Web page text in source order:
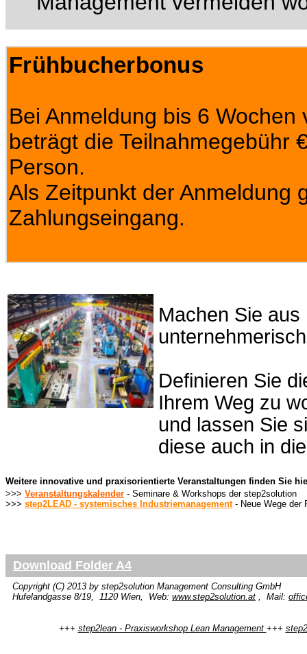
Frühbucherbonus
Bei Anmeldung bis 6 Wochen
beträgt die Teilnahmegebühr
Person.
Als Zeitpunkt der Anmeldung
Zahlungseingang.
Machen Sie
Definieren Sie
Ihrem Weg zu
und lassen Sie
diese auch in
Weitere innovative und praxisorientierte Veranstaltungen finden Sie
>>> Veranstaltungskalender - Seminare & Workshops der step2solution
>>> step2LEAD - systemisches Industriemanagement- Neue Wege der
Download Folder A4
Copyright (C) 2013 by step2solution Management Consulting GmbH
Hufelandgasse 8/19, 1120 Wien, Web: www.step2solution.at , Mail:
+++ step2lean - Praxisworkshop Lean Management +++